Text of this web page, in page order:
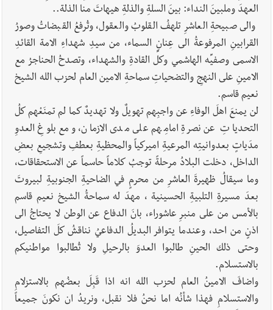
العهدَ وملبينَ النداء: بينَ السلةِ والذلةِ هيهاتَ منا الذلة..
والى صبيحةِ العاشرِ تلهفُ القلوبُ والعقول، وتُرفعُ القبضاتُ وصورُ
القرابينِ المرفوعةُ الى عِنانِ السماء، من سيدِ شهداءِ الامة القائدِ
الاسمى وصفيِّه الهاشمي وكلِّ القادةِ والشهداء، وتصدحُ الحناجرُ مع
الامينِ على النهجِ والتضحياتِ سماحةِ الامين العام لحزب الله الشيخ
نعيم قاسم.
لن يمنعَ اهلَ الوفاءِ عن واجبِهم تهويلٌ ولا تهديدٌ كما لم تمنَعْهم كلُ
التحدياتِ عن نصرةِ امامِهم على مدى الازمان، ومع بلوغِ العدوِ
مدَياتٍ بعدوانيتِه المرعيةِ اميركياً والمحظيةِ بعطفِ وتشجيعِ بعضِ
الداخل، دخلت البلادُ مرحلةً توجبُ كلاماً حاسماً عن الاستحقاقات،
وما سيقالُ ظهيرةَ العاشرِ من محرمٍ في الضاحيةِ الجنوبيةِ لبيروتَ
بعدَ مسيرةِ التلبيةِ الحسينية ، مهدَ له سماحةُ الشيخ نعيم قاسم
بالأمس من على منبرِ عاشوراء، بانَ الدفاع عن الوطن لا يحتاجُ الى
اذنٍ من احد، وعندما يتوافر البديلُ الدفاعيُ نناقشُ كلَ التفاصيل،
وحتى ذلك الحينِ طالبوا العدوَ بالرحيلِ ولا تُطالبوا مواطنيكم
بالاستسلام.
واضافَ الامينُ العام لحزب الله انه اذا قَبِلَ بعضُهم بالاستزلامِ
والاستسلامِ فهذا شأنُه اما نحنُ فلا نقبل، ونريدُ ان نكونَ جميعاً